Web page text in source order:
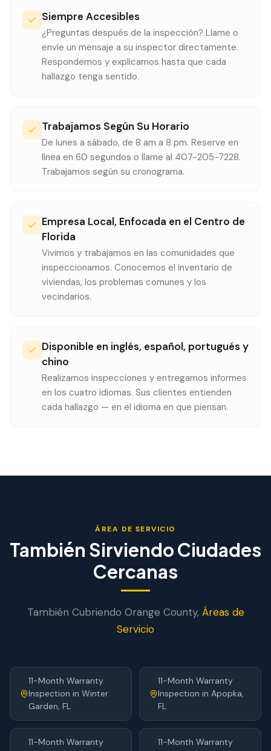
Siempre Accesibles
¿Preguntas después de la inspección? Llame o
envíe un mensaje a su inspector directamente.
Respondemos y explicamos hasta que cada
hallazgo tenga sentido.
Trabajamos Según Su Horario
De lunes a sábado, de 8 am a 8 pm. Reserve en
línea en 60 segundos o llame al 407-205-7228.
Trabajamos según su cronograma.
Empresa Local, Enfocada en el Centro de
Florida
Vivimos y trabajamos en las comunidades que
inspeccionamos. Conocemos el inventario de
viviendas, los problemas comunes y los
vecindarios.
Disponible en inglés, español, portugués y
chino
Realizamos inspecciones y entregamos informes
en los cuatro idiomas. Sus clientes entienden
cada hallazgo — en el idioma en que piensan.
ÁREA DE SERVICIO
También Sirviendo Ciudades
Cercanas
También Cubriendo Orange County, Áreas de
Servicio
11-Month Warranty
Inspection in Winter
Garden, FL
11-Month Warranty
Inspection in Apopka,
FL
11-Month Warranty
11-Month Warranty